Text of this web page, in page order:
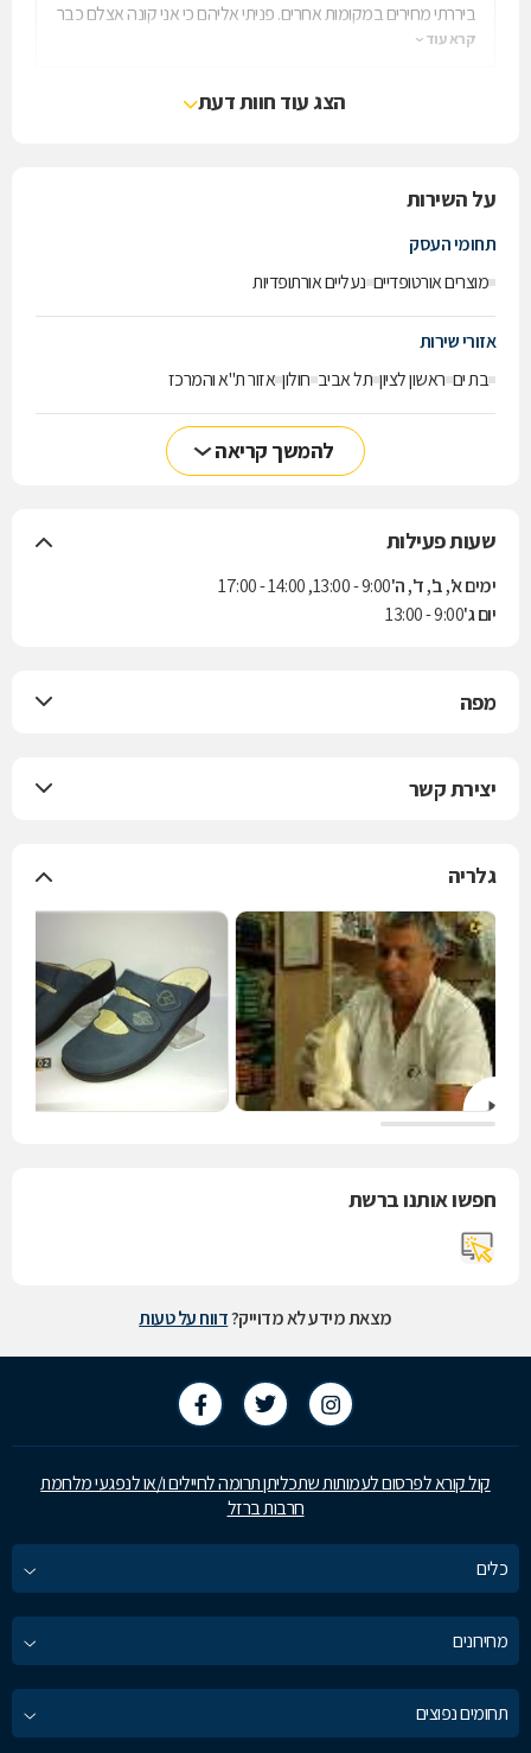
ביררתי מחירים במקומות אחרים. פניתי אליהם כי אני קונה אצלם כבר
שנים וסומכת עליהם.
קרא עוד
הצג עוד חוות דעת
על השירות
תחומי העסק
מוצרים אורטופדיים נעליים אורתופדיות
אזורי שירות
בת ים ראשון לציון תל אביב חולון אזור ת"א והמרכז
להמשך קריאה
שעות פעילות
ימים א', ב', ד', ה'9:00 - 13:00, 14:00 - 17:00
יום ג'9:00 - 13:00
מפה
יצירת קשר
גלריה
חפשו אותנו ברשת
מצאת מידע לא מדוייק?דווח על טעות
קול קורא לפרסום לעמותות שתכליתן תרומה לחיילים ו/או לנפגעי מלחמת
חרבות ברזל
כלים
מחירונים
תחומים נפוצים